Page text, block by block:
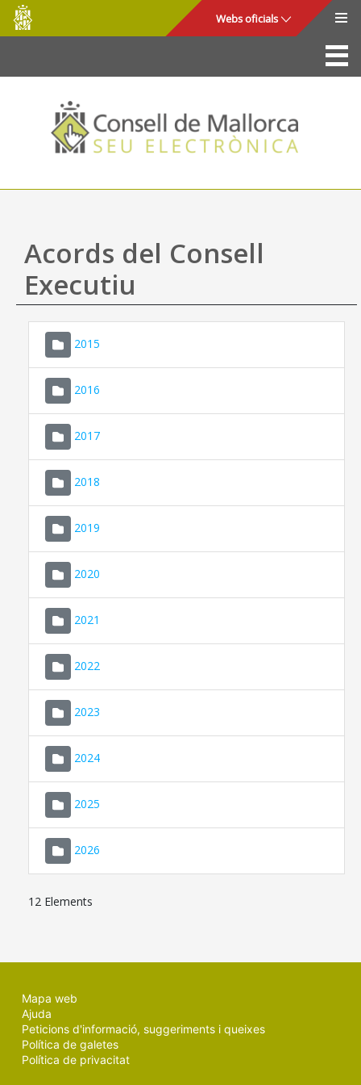
Salta al contingut principal
Consell
de
Mallorca
Webs oficials
La Seu
Consell de Mallorca
Accés i seguretat
Utilitats
Ajuda
Acords del Consell
Executiu
2015
2016
2017
2018
2019
2020
2021
2022
2023
2024
2025
2026
12 Elements
Mapa web
Ajuda
Peticions d'informació, suggeriments i queixes
Política de galetes
Política de privacitat